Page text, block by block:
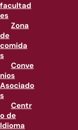
facultad
es
Zona
de
comida
s
Conve
nios
Asociado
s
Centr
o de
Idioma